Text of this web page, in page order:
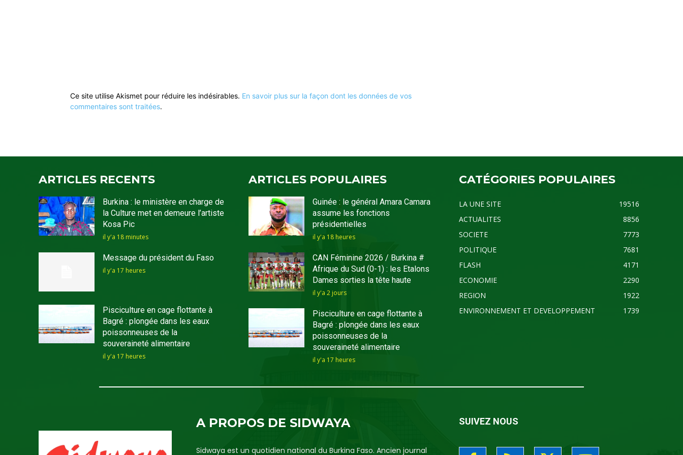
Ce site utilise Akismet pour réduire les indésirables. En savoir plus sur la façon dont les données de vos
commentaires sont traitées.
ARTICLES RECENTS
Burkina : le ministère en charge de
la Culture met en demeure l’artiste
Kosa Pic
il y'a 18 minutes
Message du président du Faso
il y'a 17 heures
Pisciculture en cage flottante à
Bagré : plongée dans les eaux
poissonneuses de la
souveraineté alimentaire
il y'a 17 heures
ARTICLES POPULAIRES
Guinée : le général Amara Camara
assume les fonctions
présidentielles
il y'a 18 heures
CAN Féminine 2026 / Burkina #
Afrique du Sud (0-1) : les Etalons
Dames sorties la tête haute
il y'a 2 jours
Pisciculture en cage flottante à
Bagré : plongée dans les eaux
poissonneuses de la
souveraineté alimentaire
il y'a 17 heures
CATÉGORIES POPULAIRES
LA UNE SITE
19516
ACTUALITES
8856
SOCIETE
7773
POLITIQUE
7681
FLASH
4171
ECONOMIE
2290
REGION
1922
ENVIRONNEMENT ET DEVELOPPEMENT
1739
A PROPOS DE SIDWAYA
Sidwaya est un quotidien national du Burkina Faso. Ancien journal
SUIVEZ NOUS